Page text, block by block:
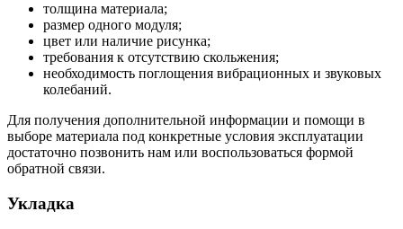
толщина материала;
размер одного модуля;
цвет или наличие рисунка;
требования к отсутствию скольжения;
необходимость поглощения вибрационных и звуковых
колебаний.
Для получения дополнительной информации и помощи в
выборе материала под конкретные условия эксплуатации
достаточно позвонить нам или воспользоваться формой
обратной связи.
Укладка